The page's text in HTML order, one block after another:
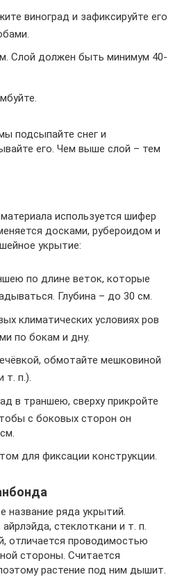
виноград и зафиксируйте его
Слой должен быть минимум 40-
подсыпайте снег и
его. Чем выше слой – тем
используется шифер
досками, рубероидом и
укрытие:
по длине веток, которые
Глубина – до 30 см.
климатических условиях ров
по бокам и дну.
обмотайте мешковиной
т. п.).
в траншею, сверху прикройте
с боковых сторон он
для фиксации конструкции.
название ряда укрытий.
стеклоткани и т. п.
отличается проводимостью
стороны. Считается
растение под ним дышит.